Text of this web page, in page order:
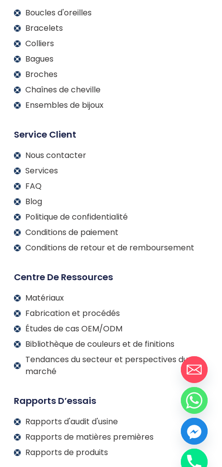
Boucles d'oreilles
Bracelets
Colliers
Bagues
Broches
Chaînes de cheville
Ensembles de bijoux
Service Client
Nous contacter
Services
FAQ
Blog
Politique de confidentialité
Conditions de paiement
Conditions de retour et de remboursement
Centre De Ressources
Matériaux
Fabrication et procédés
Études de cas OEM/ODM
Bibliothèque de couleurs et de finitions
Tendances du secteur et perspectives du
marché
Rapports D’essais
Rapports d'audit d'usine
Rapports de matières premières
Rapports de produits